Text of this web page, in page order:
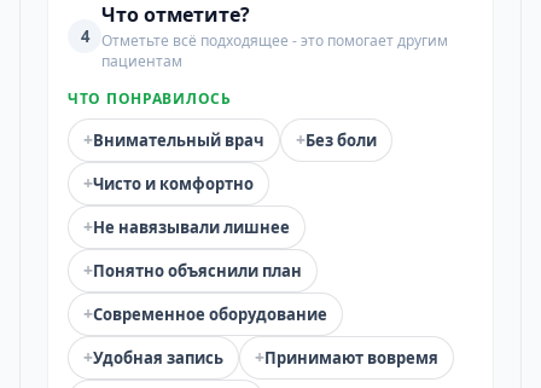
4
Что отметите?
Отметьте всё подходящее - это помогает другим
пациентам
ЧТО ПОНРАВИЛОСЬ
+Внимательный врач +Без боли
+Чисто и комфортно
+Не навязывали лишнее
+Понятно объяснили план
+Современное оборудование
+Удобная запись +Принимают вовремя